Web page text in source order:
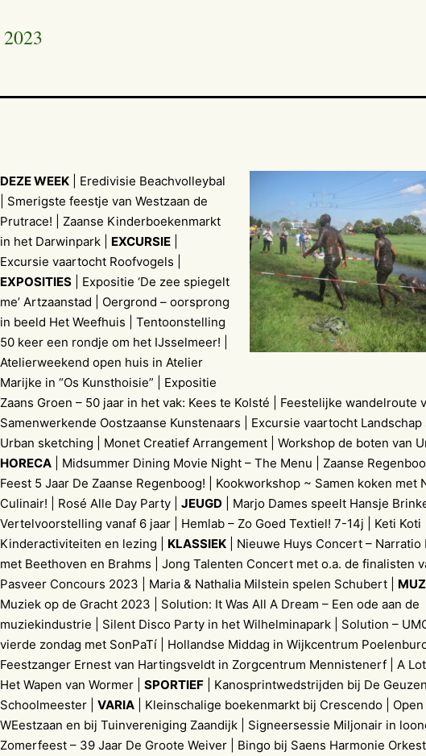
DEZE WEEK | Eredivisie Beachvolleybal
| Smerigste feestje van Westzaan de
Prutrace! | Zaanse Kinderboekenmarkt
in het Darwinpark | EXCURSIE
Excursie vaartocht Roofvogels |
EXPOSITIES | Expositie ‘De zee spiegelt
me’ Artzaanstad | Oergrond – oorsprong
in beeld Het Weefhuis | Tentoonstelling
50 keer een rondje om het IJsselmeer! |
Atelierweekend open huis in Atelier
Marijke in “Os Kunsthoisie” | Expositie
Zaans Groen – 50 jaar in het vak: Kees te Kolsté | Feestelijke wandelroute
Samenwerkende Oostzaanse Kunstenaars | Excursie vaartocht
Urban sketching | Monet Creatief Arrangement | Workshop de boten van
HORECA | Midsummer Dining Movie Night – The Menu | Zaanse
Feest 5 Jaar De Zaanse Regenboog! | Kookworkshop ~ Samen koken met
Culinair! | Rosé Alle Day Party | JEUGD | Marjo Dames speelt Hansje
Vertelvoorstelling vanaf 6 jaar | Hemlab – Zo Goed Textiel! 7-14j | Keti Koti
Kinderactiviteiten en lezing | KLASSIEK | Nieuwe Huys Concert – Narratio
met Beethoven en Brahms | Jong Talenten Concert met o.a. de finalisten
Pasveer Concours 2023 | Maria & Nathalia Milstein spelen Schubert |
Muziek op de Gracht 2023 | Solution: It Was All A Dream – Een ode aan de
muziekindustrie | Silent Disco Party in het Wilhelminapark | Solution –
vierde zondag met SonPaTí | Hollandse Middag in Wijkcentrum
Feestzanger Ernest van Hartingsveldt in Zorgcentrum Mennistenerf | A
Het Wapen van Wormer | SPORTIEF | Kanosprintwedstrijden bij De
Schoolmeester | VARIA | Kleinschalige boekenmarkt bij Crescendo | Open
WEestzaan en bij Tuinvereniging Zaandijk | Signeersessie Miljonair in
Zomerfeest – 39 Jaar De Groote Weiver | Bingo bij Saens Harmonie